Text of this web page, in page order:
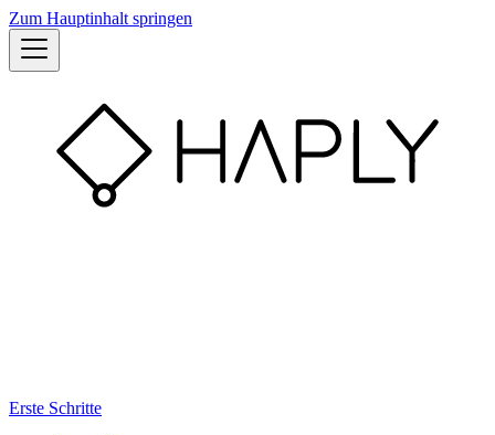
Zum Hauptinhalt springen
Erste Schritte